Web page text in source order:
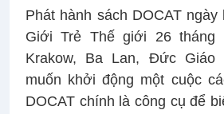
Phát hành sách DOCAT
Giới Trẻ Thế giới 26 tháng
Krakow, Ba Lan, Đức Giáo
muốn khởi động một cuộc
DOCAT chính là công cụ để